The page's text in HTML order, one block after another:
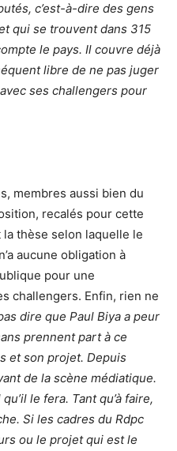
c’est-à-dire des gens
qui se trouvent dans 315
le pays. Il couvre déjà
libre de ne pas juger
ses challengers pour
membres aussi bien du
recalés pour cette
thèse selon laquelle le
aucune obligation à
pour une
challengers. Enfin, rien ne
dire que Paul Biya a peur
prennent part à ce
et son projet. Depuis
de la scène médiatique.
le fera. Tant qu’à faire,
Si les cadres du Rdpc
ou le projet qui est le